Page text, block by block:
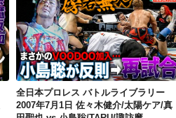
全日本プロレス バトルライブラリー 2007年7月1日 佐々木健介/太陽ケア/真田聖也 vs 小島聡/TARU/諏訪魔
全日本プロレス バトルライブラリー
2007年7月1日 佐々木健介/太陽ケア/真